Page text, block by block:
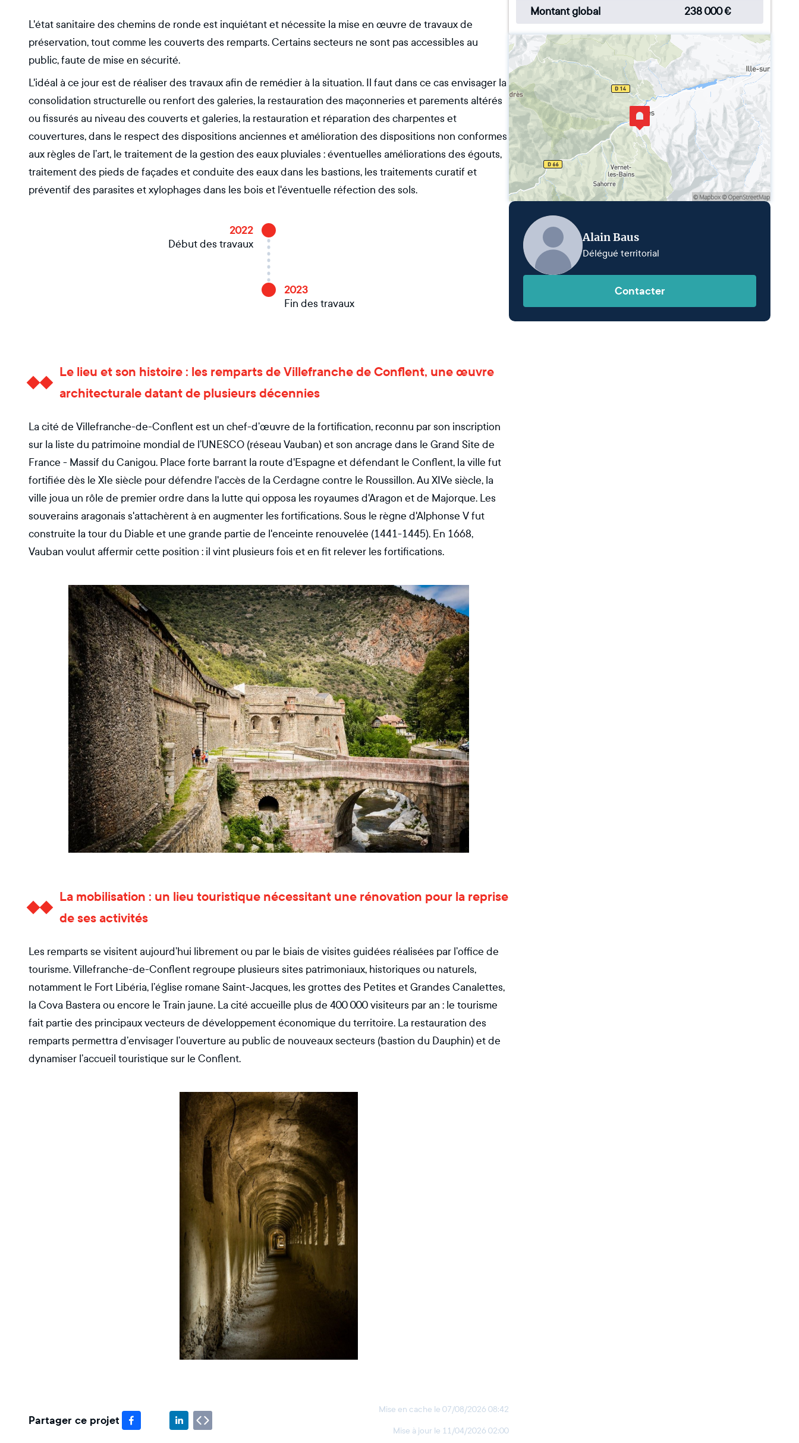
L'état sanitaire des chemins de ronde est inquiétant et nécessite la mise en œuvre de travaux de
préservation, tout comme les couverts des remparts. Certains secteurs ne sont pas accessibles au
public, faute de mise en sécurité.
L'idéal à ce jour est de réaliser des travaux afin de remédier à la situation. Il faut dans ce cas envisager la
consolidation structurelle ou renfort des galeries, la restauration des maçonneries et parements altérés
ou fissurés au niveau des couverts et galeries, la restauration et réparation des charpentes et
couvertures, dans le respect des dispositions anciennes et amélioration des dispositions non conformes
aux règles de l’art, le traitement de la gestion des eaux pluviales : éventuelles améliorations des égouts,
traitement des pieds de façades et conduite des eaux dans les bastions, les traitements curatif et
préventif des parasites et xylophages dans les bois et l'éventuelle réfection des sols.
2022
Début des travaux
2023
Fin des travaux
Le lieu et son histoire : les remparts de Villefranche de Conflent, une œuvre
architecturale datant de plusieurs décennies
La cité de Villefranche-de-Conflent est un chef-d’œuvre de la fortification, reconnu par son inscription
sur la liste du patrimoine mondial de l’UNESCO (réseau Vauban) et son ancrage dans le Grand Site de
France - Massif du Canigou. Place forte barrant la route d'Espagne et défendant le Conflent, la ville fut
fortifiée dès le XIe siècle pour défendre l'accès de la Cerdagne contre le Roussillon. Au XIVe siècle, la
ville joua un rôle de premier ordre dans la lutte qui opposa les royaumes d'Aragon et de Majorque. Les
souverains aragonais s'attachèrent à en augmenter les fortifications. Sous le règne d'Alphonse V fut
construite la tour du Diable et une grande partie de l'enceinte renouvelée (1441-1445). En 1668,
Vauban voulut affermir cette position : il vint plusieurs fois et en fit relever les fortifications.
La mobilisation : un lieu touristique nécessitant une rénovation pour la reprise
de ses activités
Les remparts se visitent aujourd’hui librement ou par le biais de visites guidées réalisées par l’office de
tourisme. Villefranche-de-Conflent regroupe plusieurs sites patrimoniaux, historiques ou naturels,
notamment le Fort Libéria, l’église romane Saint-Jacques, les grottes des Petites et Grandes Canalettes,
la Cova Bastera ou encore le Train jaune. La cité accueille plus de 400 000 visiteurs par an : le tourisme
fait partie des principaux vecteurs de développement économique du territoire. La restauration des
remparts permettra d’envisager l’ouverture au public de nouveaux secteurs (bastion du Dauphin) et de
dynamiser l’accueil touristique sur le Conflent.
Partager ce projet
Mise en cache le 07/08/2026 08:42
Mise à jour le 11/04/2026 02:00
Montant global 238 000€
Alain Baus
Délégué territorial
Contacter